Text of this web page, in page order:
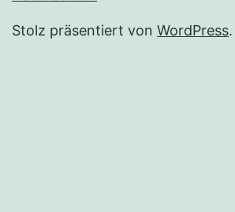
Stolz präsentiert von WordPress.